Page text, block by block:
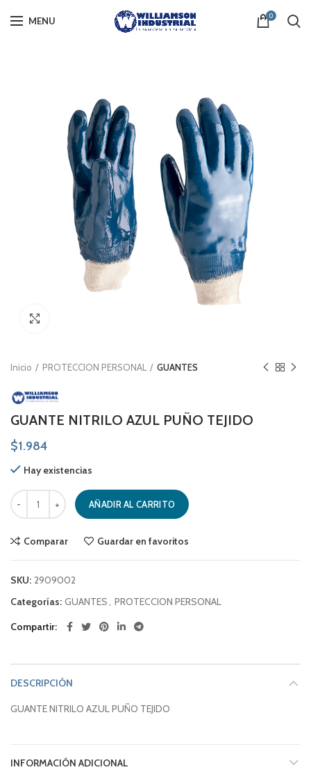
MENU 0
Inicio PROTECCION PERSONAL GUANTES
GUANTE NITRILO AZUL PUÑO TEJIDO
$1.984
Hay existencias
GUANTE NITRILO AZUL PUÑO TEJIDO cantidad
AÑADIR AL CARRITO
Comparar Guardar en favoritos
SKU: 2909002
Categorías: GUANTES, PROTECCION PERSONAL
Compartir
DESCRIPCIÓN
GUANTE NITRILO AZUL PUÑO TEJIDO
INFORMACIÓN ADICIONAL